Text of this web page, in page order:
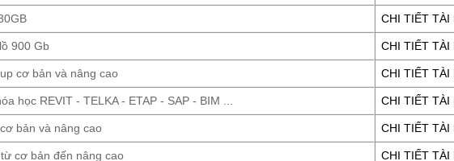
CHI TIẾT TÀI
900 Gb CHI TIẾT TÀI
cơ bản và nâng cao CHI TIẾT TÀI
học REVIT - TELKA - ETAP - SAP - BIM ... CHI TIẾT TÀI
bản và nâng cao CHI TIẾT TÀI
cơ bản đến nâng cao CHI TIẾT TÀI